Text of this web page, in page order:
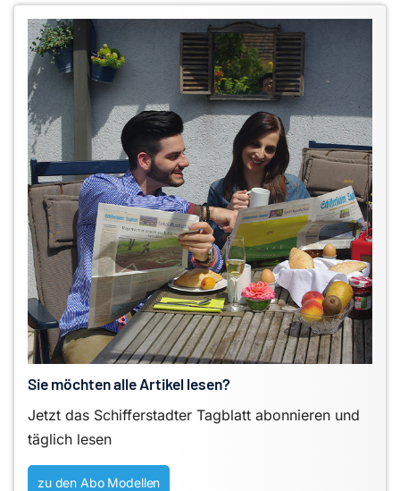
Sie möchten alle Artikel lesen?
Jetzt das Schifferstadter Tagblatt abonnieren und
täglich lesen
zu den Abo Modellen